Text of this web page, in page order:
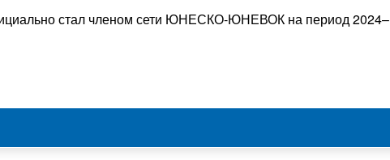
стал членом сети ЮНЕСКО-ЮНЕВОК на период 2024–